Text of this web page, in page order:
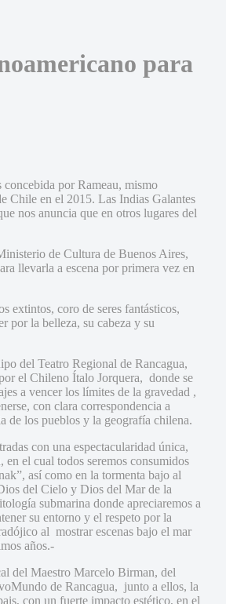
para
por Rameau, mismo
Chile en el 2015. Las Indias Galantes
nos anuncia que en otros lugares del
de Cultura de Buenos Aires,
llevarla a escena por primera vez en
extintos, coro de seres fantásticos,
por la belleza, su cabeza y su
del Teatro Regional de Rancagua,
el Chileno Ítalo Jorquera, donde se
a vencer los límites de la gravedad ,
con clara correspondencia a
de los pueblos y la geografía chilena.
con una espectacularidad única,
el cual todos seremos consumidos
así como en la tormenta bajo al
del Cielo y Dios del Mar de la
submarina donde apreciaremos a
su entorno y el respeto por la
al mostrar escenas bajo el mar
años.-
del Maestro Marcelo Birman, del
de Rancagua, junto a ellos, la
con un fuerte impacto estético, en el